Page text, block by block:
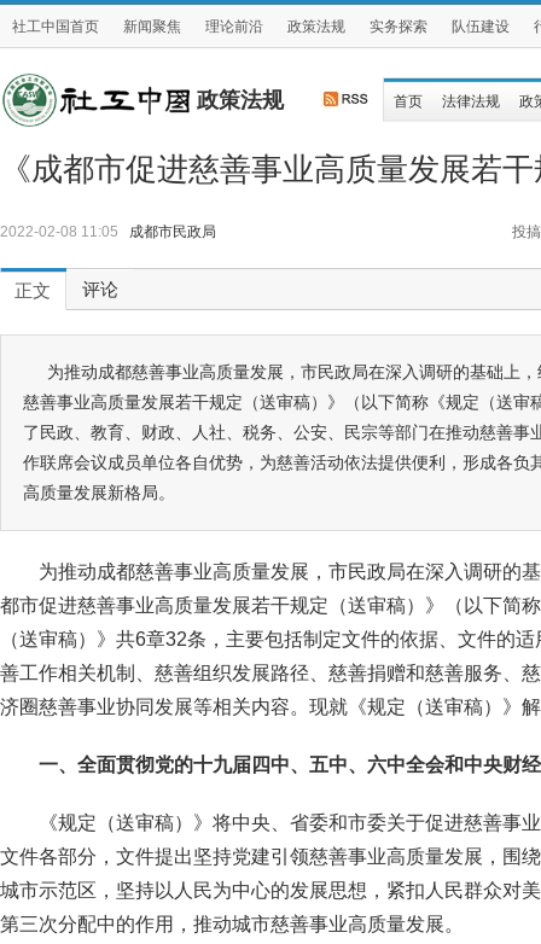
社工中国首页 新闻聚焦 理论前沿 政策法规 实务探索 队伍建设
政策法规 首页 法律法规 政
《成都市促进慈善事业高质量发展若
2022-02-08 11:05 成都市民政局 投搞
正文 评论
为推动成都慈善事业高质量发展，市民政局在深入调研的基础上
慈善事业高质量发展若干规定（送审稿）》（以下简称《规定（送审
了民政、教育、财政、人社、税务、公安、民宗等部门在推动慈善事
作联席会议成员单位各自优势，为慈善活动依法提供便利，形成各负
高质量发展新格局。
为推动成都慈善事业高质量发展，市民政局在深入调研的
都市促进慈善事业高质量发展若干规定（送审稿）》（以下简
（送审稿）》共6章32条，主要包括制定文件的依据、文件的
善工作相关机制、慈善组织发展路径、慈善捐赠和慈善服务、
济圈慈善事业协同发展等相关内容。现就《规定（送审稿）》
一、全面贯彻党的十九届四中、五中、六中全会和中央财
《规定（送审稿）》将中央、省委和市委关于促进慈善事
文件各部分，文件提出坚持党建引领慈善事业高质量发展，围
城市示范区，坚持以人民为中心的发展思想，紧扣人民群众对
第三次分配中的作用，推动城市慈善事业高质量发展。